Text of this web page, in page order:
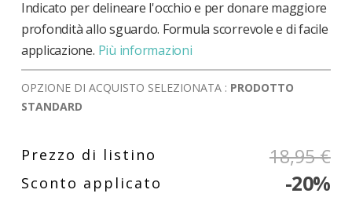
immagini
Indicato per delineare l'occhio e per donare maggiore
profondità allo sguardo. Formula scorrevole e di facile
applicazione. Più informazioni
OPZIONE DI ACQUISTO SELEZIONATA : PRODOTTO
STANDARD
18,95 €
-20%